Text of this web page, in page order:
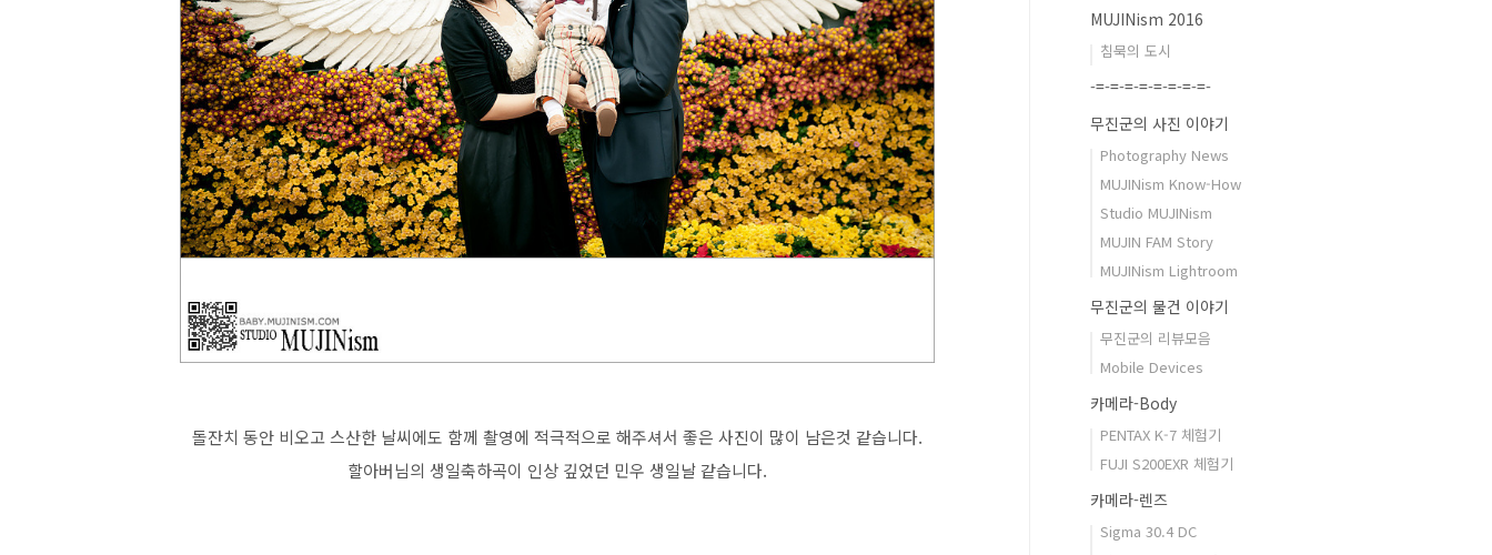
돌잔치 동안 비오고 스산한 날씨에도 함께 촬영에 적극적으로 해주셔서 좋은 사진이 많이 남은것 같습니다.
할아버님의 생일축하곡이 인상 깊었던 민우 생일날 같습니다.
MUJINism 2016
침묵의 도시
-=-=-=-=-=-=-=-=-
무진군의 사진 이야기
Photography News
MUJINism Know-How
Studio MUJINism
MUJIN FAM Story
MUJINism Lightroom
무진군의 물건 이야기
무진군의 리뷰모음
Mobile Devices
카메라-Body
PENTAX K-7 체험기
FUJI S200EXR 체험기
카메라-렌즈
Sigma 30.4 DC